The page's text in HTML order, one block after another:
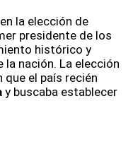
la elección de
presidente de los
histórico y
nación. La elección
que el país recién
y buscaba establecer